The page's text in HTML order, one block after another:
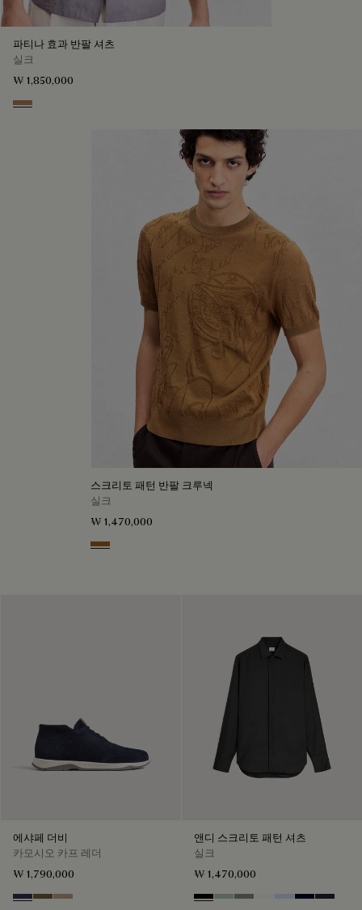
파티나 효과 반팔 셔츠
실크
₩ 1,850,000
Toffee Mist Patina
스크리토 패턴 반팔 크루넥
실크
₩ 1,470,000
Tobacco
에샤페 더비
카모시오 카프 레더
₩ 1,790,000
Blu Pine Green
Beige
앤디 스크리토 패턴 셔츠
실크
₩ 1,470,000
NoirDuck Egg
Slate Green
Blanc Optique
Sky Blue
Nero Blue
Cold